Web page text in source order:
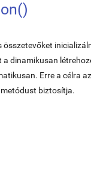
a dinamikusan
Erre a célra
metódust biztosítja.